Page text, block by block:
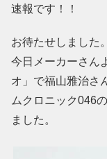
速報です！！
お待たせしました。
今日メーカーさん
オ」で福山雅治さ
ムクロニック046
ました。